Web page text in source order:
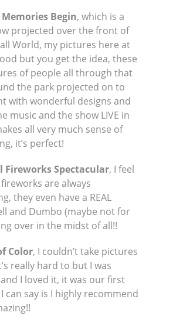
Begin, which is a
projected over the front of
World, my pictures here at
but you get the idea, these
of people all through that
the park projected on to
with wonderful designs and
music and the show LIVE in
all very much sense of
it’s perfect!
Fireworks Spectacular, I feel
are always
they even have a REAL
and Dumbo (maybe not for
over in the midst of all!!
Color, I couldn’t take pictures
really hard to but I was
I loved it, it was our first
can say is I highly recommend